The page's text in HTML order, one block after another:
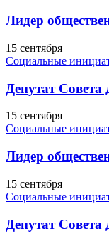
Лидер
15 сентября
Социальные
Депутат
15 сентября
Социальные
Лидер
15 сентября
Социальные
Депутат